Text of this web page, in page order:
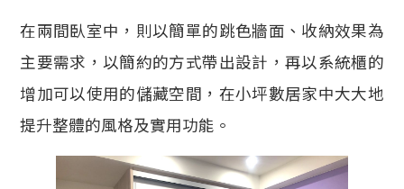
在兩間臥室中，則以簡單的跳色牆面、收納效果為
主要需求，以簡約的方式帶出設計，再以系統櫃的
增加可以使用的儲藏空間，在小坪數居家中大大地
提升整體的風格及實用功能。